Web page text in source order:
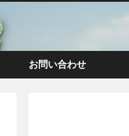
お問い合わせ